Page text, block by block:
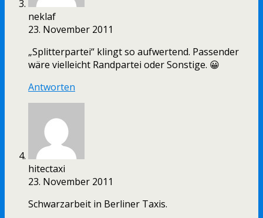
neklaf
23. November 2011
„Splitterpartei“ klingt so aufwertend. Passender
wäre vielleicht Randpartei oder Sonstige. 😀
Antworten
hitectaxi
23. November 2011
Schwarzarbeit in Berliner Taxis.